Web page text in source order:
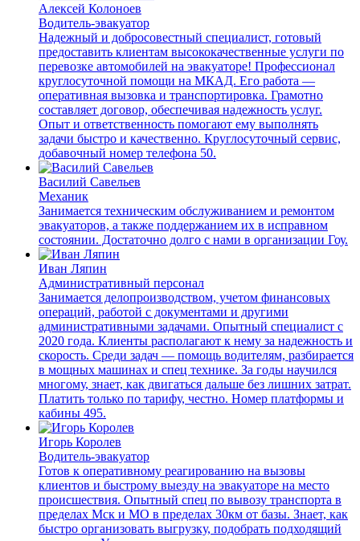
Алексей Колоноев
Водитель-эвакуатор
Надежный и добросовестный специалист, готовый
предоставить клиентам высококачественные услуги по
перевозке автомобилей на эвакуаторе! Профессионал
круглосуточной помощи на МКАД. Его работа —
оперативная вызовка и транспортировка. Грамотно
составляет договор, обеспечивая надежность услуг.
Опыт и ответственность помогают ему выполнять
задачи быстро и качественно. Круглосуточный сервис,
добавочный номер телефона 50.
Василий Савельев
Механик
Занимается техническим обслуживанием и ремонтом
эвакуаторов, а также поддержанием их в исправном
состоянии. Достаточно долго с нами в организации Гоу.
Иван Ляпин
Административный персонал
Занимается делопроизводством, учетом финансовых
операций, работой с документами и другими
административными задачами. Опытный специалист с
2020 года. Клиенты располагают к нему за надежность и
скорость. Среди задач — помощь водителям, разбирается
в мощных машинах и спец технике. За годы научился
многому, знает, как двигаться дальше без лишних затрат.
Платить только по тарифу, честно. Номер платформы и
кабины 495.
Игорь Королев
Водитель-эвакуатор
Готов к оперативному реагированию на вызовы
клиентов и быстрому выезду на эвакуаторе на место
происшествия. Опытный спец по вывозу транспорта в
пределах Мск и МО в пределах 30км от базы. Знает, как
быстро организовать выгрузку, подобрать подходящий